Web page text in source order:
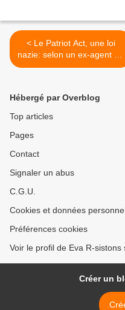
< Le Patriot Act, une loi
nazie: selon un ex-agent de
la CIA
Hébergé par Overblog
Top articles
Pages
Contact
Signaler un abus
C.G.U.
Cookies et données
Préférences cookies
Voir le profil de Eva R-
Créer un